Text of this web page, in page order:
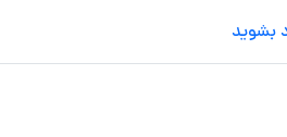
بشوید